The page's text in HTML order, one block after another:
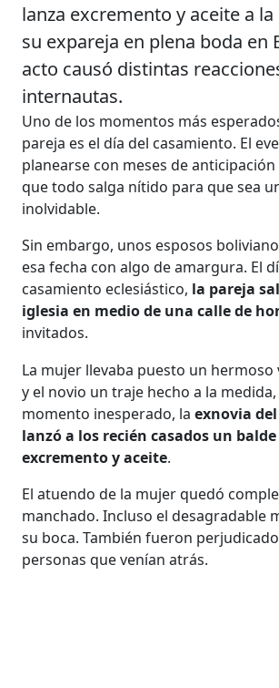
lanza excremento y aceite a
su expareja en plena boda en
acto causó distintas
internautas.
Uno de los momentos más
pareja es el día del casamiento. El
planearse con meses de
que todo salga nítido para que sea
inolvidable.
Sin embargo, unos esposos
esa fecha con algo de amargura. El
casamiento eclesiástico, la pareja
iglesia en medio de una calle de
invitados.
La mujer llevaba puesto un hermoso
y el novio un traje hecho a la
momento inesperado, laexnovia
lanzó a los recién casados un
excremento y aceite.
El atuendo de la mujer quedó
manchado. Incluso el desagradable
su boca. También fueron
personas que venían atrás.